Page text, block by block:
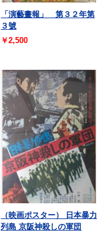
「演藝畫報」 第３２年第
３號
￥2,500
（映画ポスター） 日本暴力
列島 京阪神殺しの軍団